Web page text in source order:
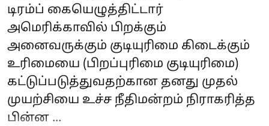
டிரம்ப் கையெழுத்திட்டார்
அமெரிக்காவில் பிறக்கும்
அனைவருக்கும் குடியுரிமை கிடைக்கும்
உரிமையை (பிறப்புரிமை குடியுரிமை)
கட்டுப்படுத்துவதற்கான தனது முதல்
முயற்சியை உச்ச நீதிமன்றம் நிராகரித்த
பின்ன ...